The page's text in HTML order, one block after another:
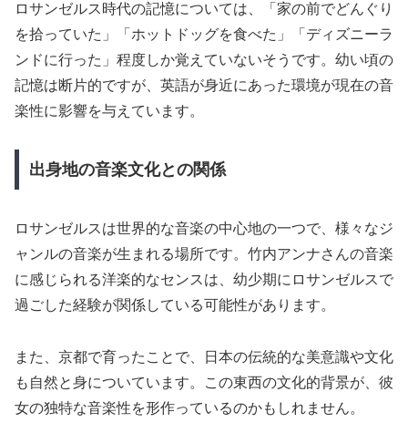
ロサンゼルス時代の記憶については、「家の前でどんぐり
を拾っていた」「ホットドッグを食べた」「ディズニーラ
ンドに行った」程度しか覚えていないそうです。幼い頃の
記憶は断片的ですが、英語が身近にあった環境が現在の音
楽性に影響を与えています。
出身地の音楽文化との関係
ロサンゼルスは世界的な音楽の中心地の一つで、様々なジ
ャンルの音楽が生まれる場所です。竹内アンナさんの音楽
に感じられる洋楽的なセンスは、幼少期にロサンゼルスで
過ごした経験が関係している可能性があります。
また、京都で育ったことで、日本の伝統的な美意識や文化
も自然と身についています。この東西の文化的背景が、彼
女の独特な音楽性を形作っているのかもしれません。